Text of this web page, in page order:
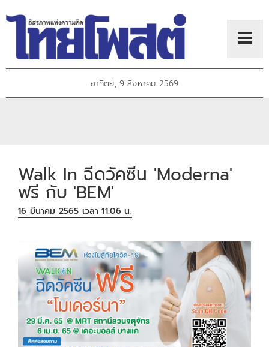
อาทิตย์, 9 สิงหาคม 2569
Walk In ฉีดวัคซีน 'Moderna'
ฟรี กับ 'BEM'
16 มีนาคม 2565 เวลา 11:06 น.